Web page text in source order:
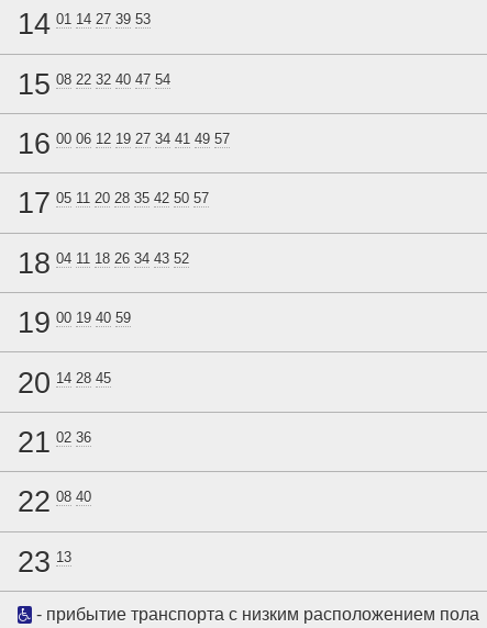
14 01 14 27 39 53
15 08 22 32 40 47 54
16 00 06 12 19 27 34 41 49 57
17 05 11 20 28 35 42 50 57
18 04 11 18 26 34 43 52
19 00 19 40 59
20 14 28 45
21 02 36
22 08 40
23 13
- прибытие транспорта с низким расположением пола